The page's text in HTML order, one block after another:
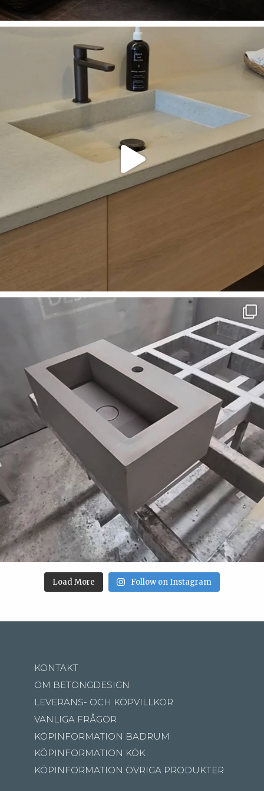
Load More Follow on Instagram
KONTAKT
OM BETONGDESIGN
LEVERANS- OCH KÖPVILLKOR
VANLIGA FRÅGOR
KÖPINFORMATION BADRUM
KÖPINFORMATION KÖK
KÖPINFORMATION ÖVRIGA PRODUKTER